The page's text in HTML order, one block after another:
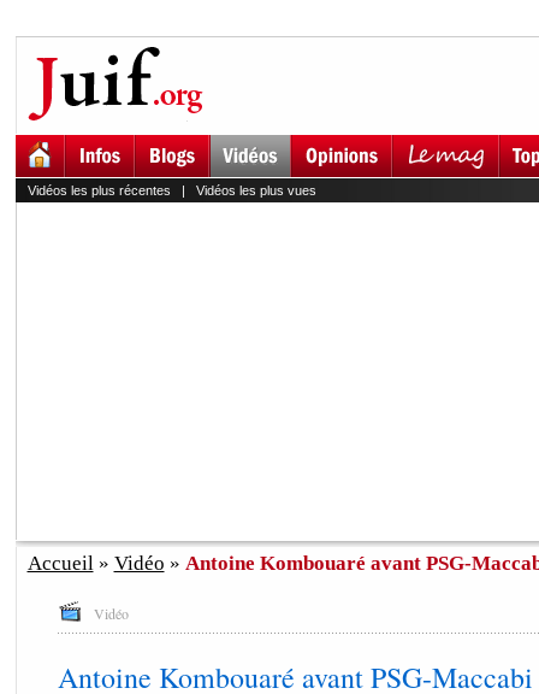
Vidéos les plus récentes | Vidéos les plus vues
Accueil» Vidéo » Antoine Kombouaré avant PSG-
Vidéo
Antoine Kombouaré avant PSG-